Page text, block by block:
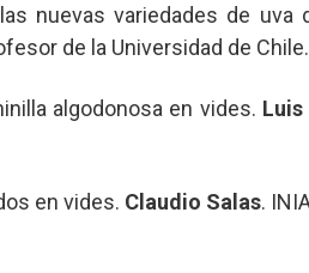
nuevas variedades de uva
de la Universidad de Chile.
algodonosa en vides. Luis
en vides. Claudio Salas.